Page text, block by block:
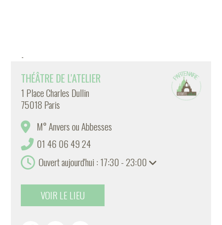
-
THÉÂTRE DE L'ATELIER
1 Place Charles Dullin
75018 Paris
M° Anvers ou Abbesses
01 46 06 49 24
Ouvert aujourd'hui : 17:30 - 23:00
VOIR LE LIEU